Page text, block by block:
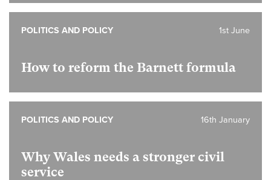
How to reform the Barnett formula
1st June
POLITICS AND POLICY
Why Wales needs a stronger civil
service
16th January
POLITICS AND POLICY